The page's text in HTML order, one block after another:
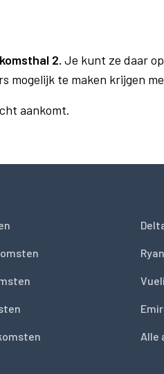
2. Je kunt ze daar
mogelijk te maken krijgen
aankomt.
Alle